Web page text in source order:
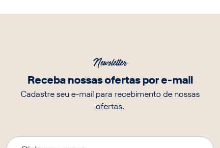
Newsletter
Receba nossas ofertas por e-mail
Cadastre seu e-mail para recebimento de nossas
ofertas.